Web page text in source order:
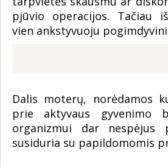
pjūvio operacijos. Tačiau
vien ankstyvuoju
Dalis moterų, norėdamos
prie aktyvaus gyvenimo
organizmui dar nespėjus
susiduria su papildomomis